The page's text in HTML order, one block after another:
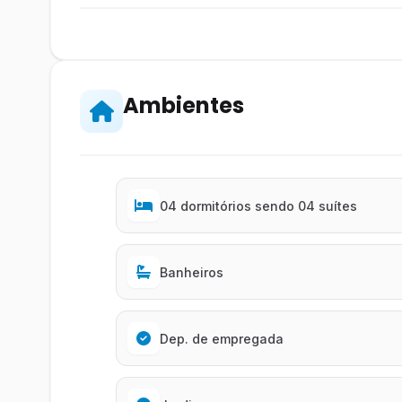
Ambientes
04 dormitórios sendo 04 suítes
Banheiros
Dep. de empregada